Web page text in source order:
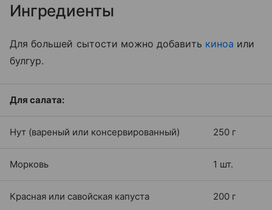
Ингредиенты
Для большей сытости можно добавить киноа или
булгур.
Для салата:
Нут (вареный или консервированный) 250 г
Морковь 1 шт.
Красная или савойская капуста 200 г